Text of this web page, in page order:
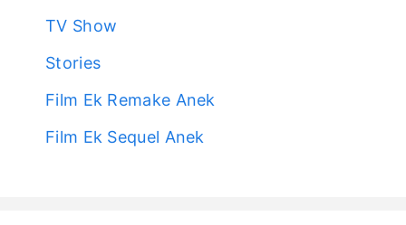
TV Show
Stories
Film Ek Remake Anek
Film Ek Sequel Anek